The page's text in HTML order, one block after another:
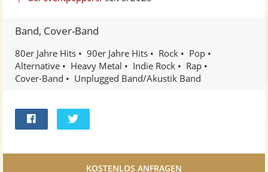
Band, Cover-Band
80er Jahre Hits 90er Jahre Hits Rock
Pop
Alternative
Heavy Metal Indie Rock
Rap
Cover-Band
Unplugged Band/Akustik Band
Facebook